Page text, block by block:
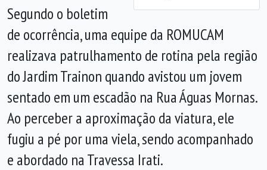
Segundo o boletim
de ocorrência, uma equipe da ROMUCAM
realizava patrulhamento de rotina pela região
do Jardim Trainon quando avistou um jovem
sentado em um escadão na Rua Águas Mornas.
Ao perceber a aproximação da viatura, ele
fugiu a pé por uma viela, sendo acompanhado
e abordado na Travessa Irati.